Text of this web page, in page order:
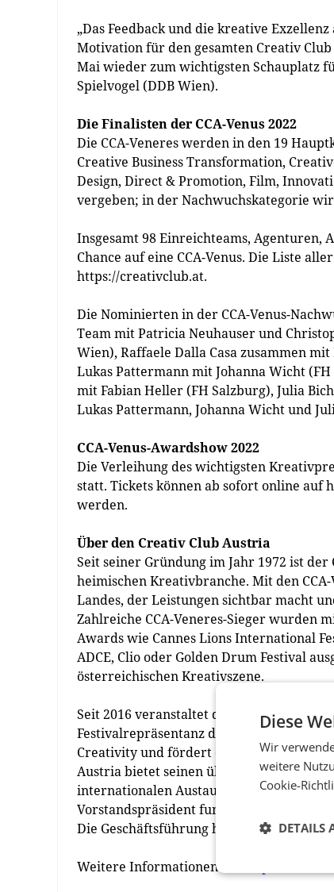
„Das Feedback und die kreative
Motivation für den gesamten Creativ
Mai wieder zum wichtigsten Schauplatz
Spielvogel (DDB Wien).
Die Finalisten der CCA-Venus 2022
Die CCA-Veneres werden in den 19
Creative Business Transformation,
Design, Direct & Promotion, Film,
vergeben; in der Nachwuchskategorie
Insgesamt 98 Einreichteams,
Chance auf eine CCA-Venus. Die Liste
https://creativclub.at.
Die Nominierten in der CCA-Venus-
Team mit Patricia Neuhauser und
Wien), Raffaele Dalla Casa zusammen
Lukas Pattermann mit Johanna Wicht
mit Fabian Heller (FH Salzburg), Julia
Lukas Pattermann, Johanna Wicht und
CCA-Venus-Awardshow 2022
Die Verleihung des wichtigsten
statt. Tickets können ab sofort online auf
werden.
Über den Creativ Club Austria
Seit seiner Gründung im Jahr 1972 ist
heimischen Kreativbranche. Mit den
Landes, der Leistungen sichtbar macht
Zahlreiche CCA-Veneres-Sieger
Awards wie Cannes Lions International
ADCE, Clio oder Golden Drum Festival
österreichischen Kreativszene.
Seit 2016 veranstaltet der Creativ Club
Festivalrepräsentanz die Young Lions
Creativity und fördert damit den
Austria bietet seinen über 300
internationalen Austausch Mehrwert und
Vorstandspräsident fungiert Andreas
Die Geschäftsführung hat Reinhard
Weitere Informationen auf
Diese
Wir
weitere
Cookie-
DETAILS